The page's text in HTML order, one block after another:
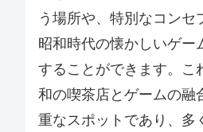
う場所や、特別なコンセ
昭和時代の懐かしいゲー
することができます。こ
和の喫茶店とゲームの融
重なスポットであり、多